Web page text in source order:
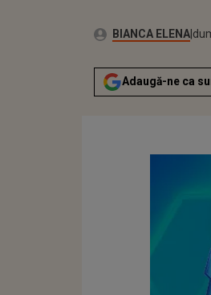
Autor:BIANCA ELENA
Adaugă-ne ca